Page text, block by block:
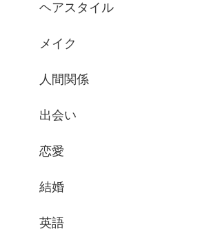
ヘアスタイル
メイク
人間関係
出会い
恋愛
結婚
英語